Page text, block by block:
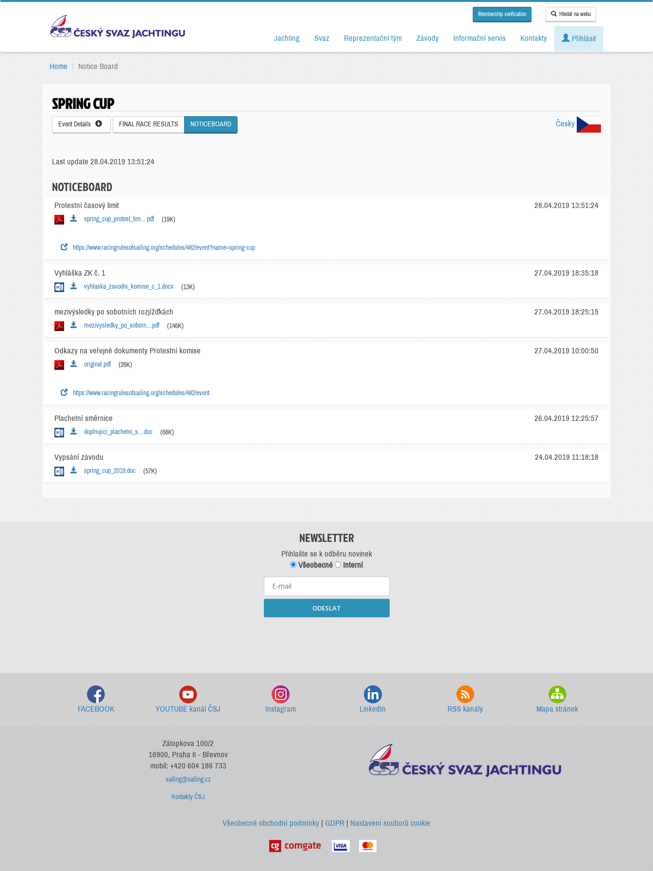
Membership verification Hledat na webu
Jachting Svaz Reprezentační tým Závody Informační servis Kontakty Přihlásit
Home Notice Board
SPRING CUP
Event Details FINAL RACE RESULTS NOTICEBOARD Česky
Last update 28.04.2019 13:51:24
NOTICEBOARD
Protestní časový limit
spring_cup_protest_tim....pdf (19K)
https://www.racingrulesofsailing.org/schedules/482/event?name=spring-cup
28.04.2019 13:51:24
Vyhláška ZK č. 1
vyhlaska_zavodni_komise_c_1.docx (13K)
27.04.2019 18:35:18
mezivýsledky po sobotních rozjížďkách
mezivysledky_po_soborn....pdf (146K)
27.04.2019 18:25:15
Odkazy na veřejné dokumenty Protestní komise
original.pdf (26K)
https://www.racingrulesofsailing.org/schedules/482/event
27.04.2019 10:00:50
Plachetní směrnice
doplnujici_plachetni_s....doc (68K)
26.04.2019 12:25:57
Vypsání závodu
spring_cup_2019.doc (57K)
24.04.2019 11:18:18
NEWSLETTER
Přihlašte se k odběru novinek
Všeobecné
Interní
ODESLAT
FACEBOOK YOUTUBE kanál ČSJ Instagram LinkedIn RSS kanály Mapa stránek
Zátopkova 100/2
16900, Praha 6 - Břevnov
mobil: +420 604 186 733
sailing@sailing.cz
Kontakty ČSJ
Všeobecné obchodní podmínky | GDPR|Nastavení souborů cookie